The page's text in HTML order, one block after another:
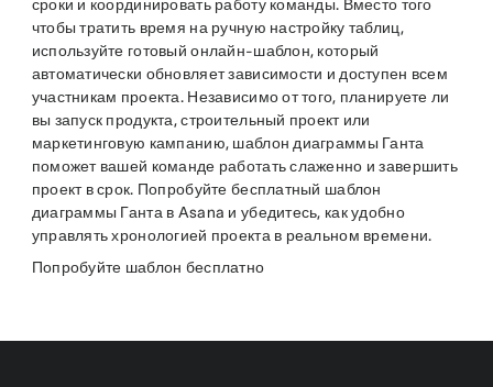
сроки и координировать работу команды. Вместо того
чтобы тратить время на ручную настройку таблиц,
используйте готовый онлайн-шаблон, который
автоматически обновляет зависимости и доступен всем
участникам проекта. Независимо от того, планируете ли
вы запуск продукта, строительный проект или
маркетинговую кампанию, шаблон диаграммы Ганта
поможет вашей команде работать слаженно и завершить
проект в срок. Попробуйте бесплатный шаблон
диаграммы Ганта в Asana и убедитесь, как удобно
управлять хронологией проекта в реальном времени.
Попробуйте шаблон бесплатно